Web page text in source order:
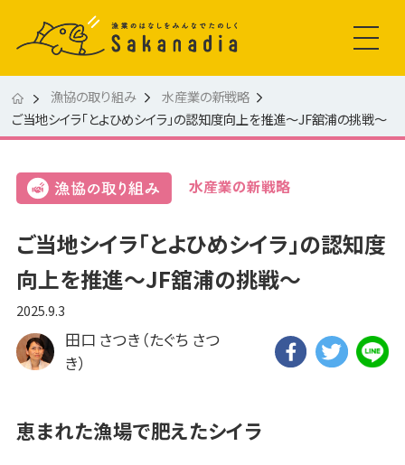
漁協の取り組み
水産業の新戦略
ご当地シイラ「とよひめシイラ」の認知度向上を推進～JF舘浦の挑戦～
水産業の新戦略
ご当地シイラ「とよひめシイラ」の認知度
向上を推進～JF舘浦の挑戦～
2025.9.3
田口 さつき（たぐち さつ
き）
恵まれた漁場で肥えたシイラ